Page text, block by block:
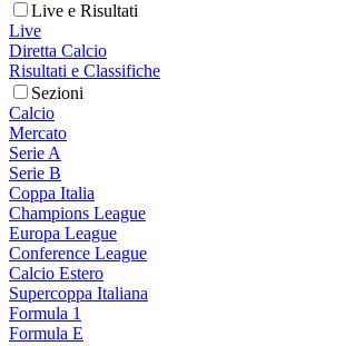
Live e Risultati
Live
Diretta Calcio
Risultati e Classifiche
Sezioni
Calcio
Mercato
Serie A
Serie B
Coppa Italia
Champions League
Europa League
Conference League
Calcio Estero
Supercoppa Italiana
Formula 1
Formula E